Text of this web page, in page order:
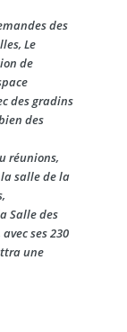
des
Le
de
des gradins
des
réunions,
salle de la
Salle des
ses 230
une